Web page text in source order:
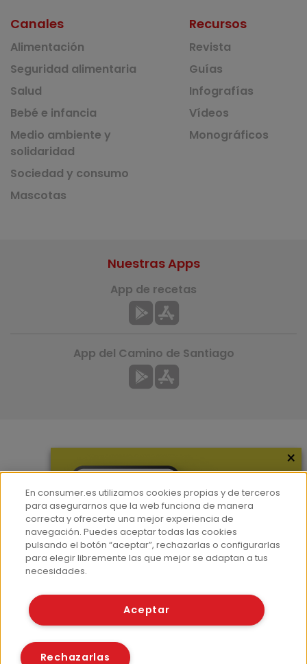
Canales
Alimentación
Seguridad alimentaria
Salud
Bebé e infancia
Medio ambiente y
solidaridad
Sociedad y consumo
Mascotas
Recursos
Revista
Guías
Infografías
Vídeos
Monográficos
Hemeroteca
Contacto
Prensa
Corpus Lingüístico Consumer
Nuestras Apps
App de recetas
App del Camino de Santiago
© Fundación EROSKI
Políticas de cookies
×
En consumer.es utilizamos cookies propias y de terceros
para asegurarnos que la web funciona de manera
correcta y ofrecerte una mejor experiencia de
navegación. Puedes aceptar todas las cookies
pulsando el botón “aceptar”, rechazarlas o configurarlas
para elegir libremente las que mejor se adaptan a tus
necesidades.
Aceptar
Rechazarlas